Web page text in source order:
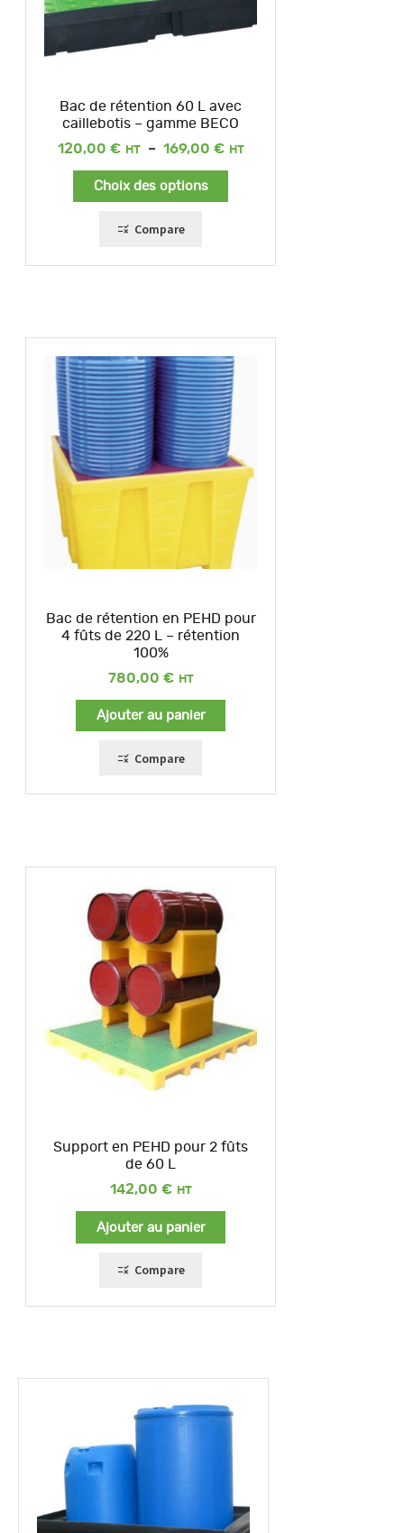
Bac de rétention 60 L avec
caillebotis – gamme BECO
120,00 € – 169,00 €
Plage
Choix des options
Compare
Bac de rétention en PEHD pour
4 fûts de 220 L – rétention
100%
780,00 €
Ajouter au panier
Compare
Support en PEHD pour 2 fûts
de 60 L
142,00 €
Ajouter au panier
Compare